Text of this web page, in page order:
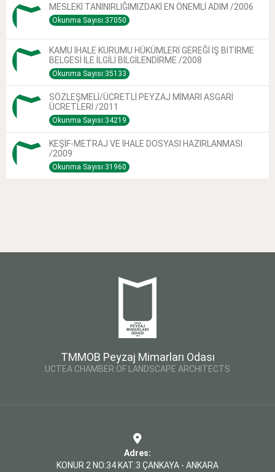
MESLEKİ TANINIRLIĞIMIZDAKİ EN ÖNEMLİ ADIM /2006
Okunma Sayısı:37050
KAMU İHALE KURUMU HÜKÜMLERİ GEREĞİ İŞ BİTİRME
BELGESİ İLE İLGİLİ BİLGİLENDİRME /2008
Okunma Sayısı:35133
SÖZLEŞMELİ/ÜCRETLİ PEYZAJ MİMARI ASGARİ
ÜCRETLERİ /2011
Okunma Sayısı:34219
KEŞİF-METRAJ VE İHALE DOSYASI HAZIRLANMASI
/2009
Okunma Sayısı:31960
TMMOB Peyzaj Mimarları Odası
UCTEA CHAMBER OF LANDSCAPE ARCHITECTS
Adres:
KONUR 2 NO:34 KAT:3 ÇANKAYA - ANKARA